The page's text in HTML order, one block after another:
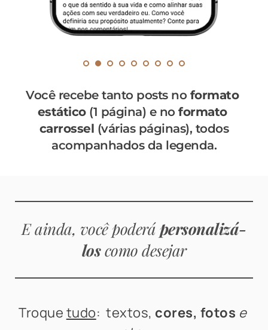
Você recebe tanto posts no formato
estático (1 página) e no formato
carrossel (várias páginas), todos
acompanhados da legenda.
E ainda, você poderá personalizá-
los como desejar
Troque tudo:  textos, cores, fotos e